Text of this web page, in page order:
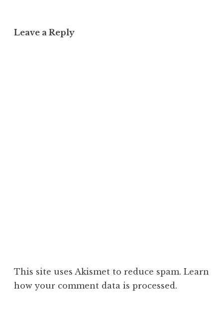
Leave a Reply
This site uses Akismet to reduce spam. Learn
how your comment data is processed.